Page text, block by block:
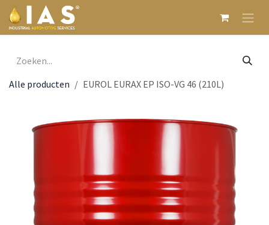
Overslaan naar inhoud
Alle producten EUROL EURAX EP ISO-VG 46 (210L)